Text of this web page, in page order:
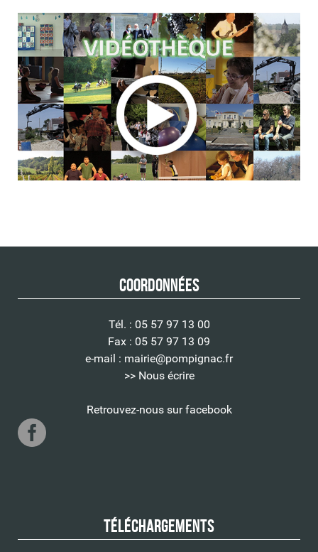
Coordonnées
Tél. : 05 57 97 13 00
Fax : 05 57 97 13 09
e-mail : mairie@pompignac.fr
>> Nous écrire
Retrouvez-nous sur facebook
Téléchargements